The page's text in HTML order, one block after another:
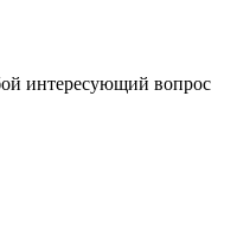
интересующий вопрос